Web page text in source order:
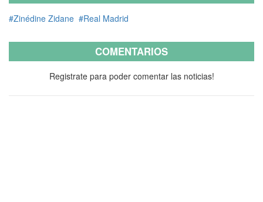
#Zinédine Zidane #Real Madrid
COMENTARIOS
Registrate para poder comentar las noticias!